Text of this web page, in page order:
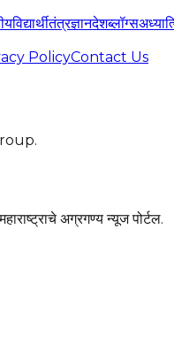
विद्यार्थीतंत्रज्ञानदेशब्लॉग्स
PolicyContact Us
अग्रगण्य न्यूज पोर्टल.